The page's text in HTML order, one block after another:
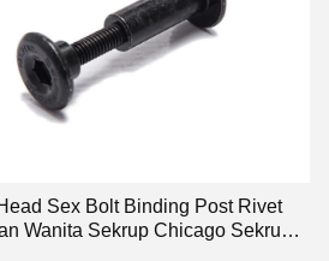
Sex Bolt Binding Post Rivet
Wanita Sekrup Chicago Sekrup